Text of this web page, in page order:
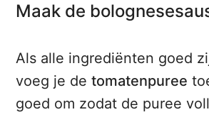
Maak de
Als alle ingrediënten goed
voeg je detomatenpuree
goed om zodat de puree